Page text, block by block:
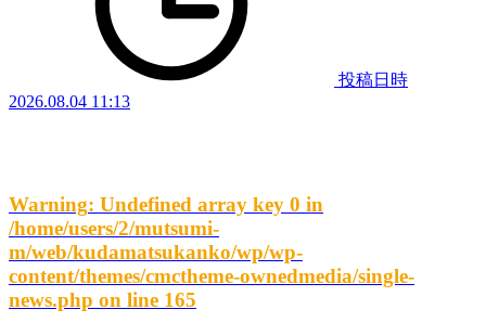
投稿日時
2026.08.04 11:13
Warning: Undefined array key 0 in
/home/users/2/mutsumi-
m/web/kudamatsukanko/wp/wp-
content/themes/cmctheme-ownedmedia/single-
news.php on line 165